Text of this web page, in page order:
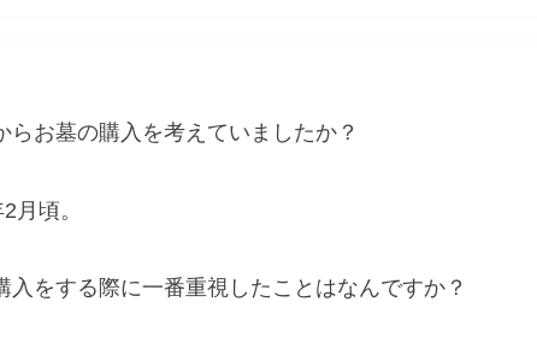
らお墓の購入を考えていましたか？
月頃。
入をする際に一番重視したことはなんですか？